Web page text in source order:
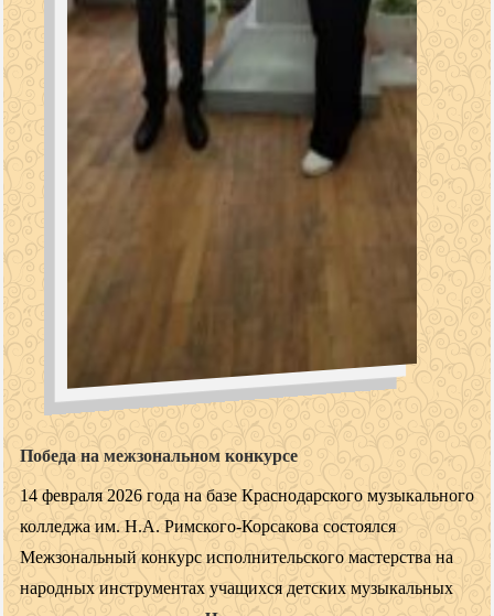
Победа на межзональном конкурсе
14 февраля 2026 года на базе Краснодарского музыкального
колледжа им. Н.А. Римского-Корсакова состоялся
Межзональный конкурс исполнительского мастерства на
народных инструментах учащихся детских музыкальных